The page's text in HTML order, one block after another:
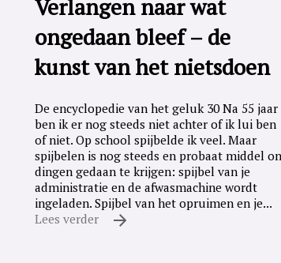
Verlangen naar wat
ongedaan bleef – de
kunst van het nietsdoen
De encyclopedie van het geluk 30 Na 55 jaar
ben ik er nog steeds niet achter of ik lui ben
of niet. Op school spijbelde ik veel. Maar
spijbelen is nog steeds en probaat middel
dingen gedaan te krijgen: spijbel van je
administratie en de afwasmachine wordt
ingeladen. Spijbel van het opruimen en je...
Lees verder